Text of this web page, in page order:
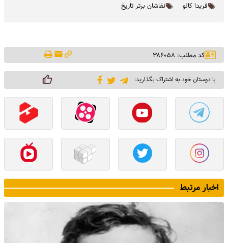
فریدا کالو نقاشان برتر تاریخ
کد مطلب: ۳۸۶۰۵۸
با دوستان خود به اشتراک بگذارید:
اخبار مرتبط